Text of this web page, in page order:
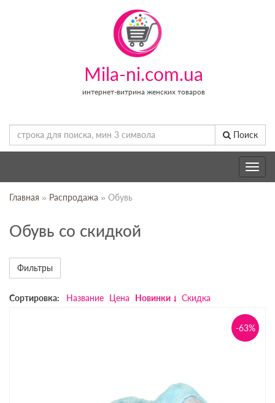
Mila-ni.com.ua
интернет-витрина женских товаров
Поиск
Toggle
Главная » Распродажа » Обувь
Обувь со скидкой
Фильтры
Сортировка: Название Цена Новинки Скидка
-63%